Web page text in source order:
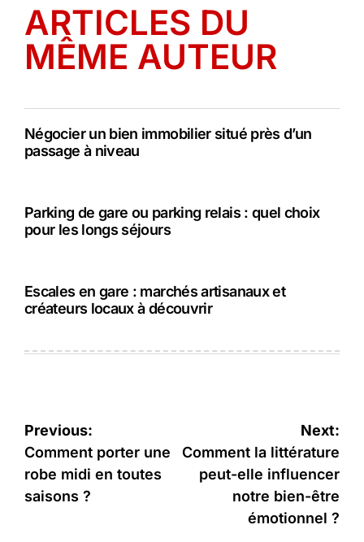
ARTICLES DU
MÊME AUTEUR
Négocier un bien immobilier situé près d’un
passage à niveau
Parking de gare ou parking relais : quel choix
pour les longs séjours
Escales en gare : marchés artisanaux et
créateurs locaux à découvrir
Navigation
de
l’article
Previous:
Comment porter une
robe midi en toutes
saisons ?
Next:
Comment la littérature
peut-elle influencer
notre bien-être
émotionnel ?